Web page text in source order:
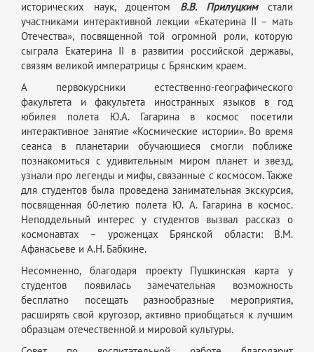
исторических наук, доцентом В.В. Прилуцкимстали
участниками интерактивной лекции «Екатерина II – мать
Отечества», посвященной той огромной роли, которую
сыграла Екатерина II в развитии российской державы,
связям великой императрицы с Брянским краем.
А первокурсники естественно-географического
факультета и факультета иностранных языков в год
юбилея полета Ю.А. Гагарина в космос посетили
интерактивное занятие «Космические истории». Во время
сеанса в планетарии обучающиеся смогли поближе
познакомиться с удивительным миром планет и звезд,
узнали про легенды и мифы, связанные с космосом. Также
для студентов была проведена занимательная экскурсия,
посвященная 60-летию полета Ю. А. Гагарина в космос.
Неподдельный интерес у студентов вызвал рассказ о
космонавтах – уроженцах Брянской области: В.М.
Афанасьеве и А.Н. Бабкине.
Несомненно, благодаря проекту Пушкинская карта у
студентов появилась замечательная возможность
бесплатно посещать разнообразные мероприятия,
расширять свой кругозор, активно приобщаться к лучшим
образцам отечественной и мировой культуры.